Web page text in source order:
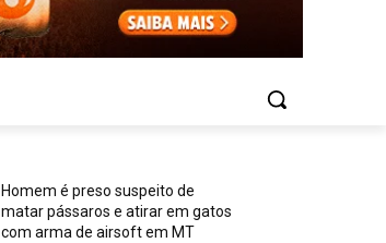
Homem é preso suspeito de
matar pássaros e atirar em gatos
com arma de airsoft em MT